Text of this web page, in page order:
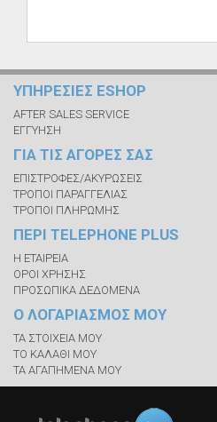
ΥΠΗΡΕΣΙΕΣ ESHOP
AFTER SALES SERVICE
ΕΓΓΥΗΣΗ
ΓΙΑ ΤΙΣ ΑΓΟΡΕΣ ΣΑΣ
ΕΠΙΣΤΡΟΦΕΣ/ΑΚΥΡΩΣΕΙΣ
ΤΡΟΠΟΙ ΠΑΡΑΓΓΕΛΙΑΣ
ΤΡΟΠΟΙ ΠΛΗΡΩΜΗΣ
ΠΕΡΙ TELEPHONE PLUS
Η ΕΤΑΙΡΕΙΑ
ΟΡΟΙ ΧΡΗΣΗΣ
ΠΡΟΣΩΠΙΚΑ ΔΕΔΟΜΕΝΑ
Ο ΛΟΓΑΡΙΑΣΜΟΣ ΜΟΥ
ΤΑ ΣΤΟΙΧΕΙΑ ΜΟΥ
ΤΟ ΚΑΛΑΘΙ ΜΟΥ
ΤΑ ΑΓΑΠΗΜΕΝΑ ΜΟΥ